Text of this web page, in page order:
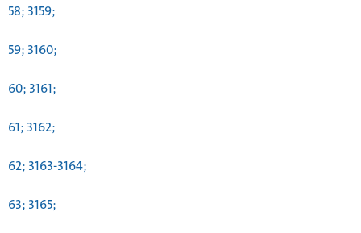
58; 3159;
59; 3160;
60; 3161;
61; 3162;
62; 3163-3164;
63; 3165;